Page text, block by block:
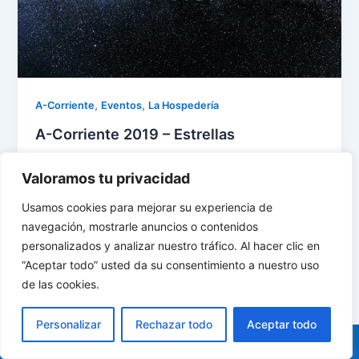
Valoramos tu privacidad
Usamos cookies para mejorar su experiencia de
navegación, mostrarle anuncios o contenidos
personalizados y analizar nuestro tráfico. Al hacer clic en
“Aceptar todo” usted da su consentimiento a nuestro uso
de las cookies.
Personalizar Rechazar todo Aceptar todo
A-Corriente, Eventos, La Hospedería
A-Corriente 2019 – Estrellas
a-corriente está con vosotros un año más Somos
muy pequeños aún. 2 años cumplimos, y esta vez lo
celebramos bajo las […]
Diseñado y desarrollado por: